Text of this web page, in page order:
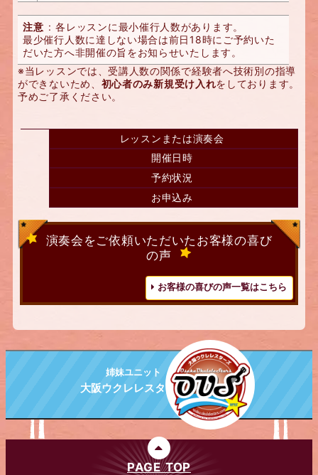
注意 : 各レッスンに最小催行人数があります。
最少催行人数に達しない場合は前日18時にご予約いた
だいた方へ非開催の旨をお知らせいたします。
※当レッスンでは、受講人数の関係で経験者へ技術別の指導
ができないため、 初心者のみ新規受け入れをしております。
予めご了承ください。
レッスンまたは演奏会
開催日時
予約状況
お申込み
演奏会をご依頼いただいたお客様の喜び
の声
お客様の喜びの声一覧はこちら
姉妹ユニット
大阪ウクレレスターズ
PAGE TOP